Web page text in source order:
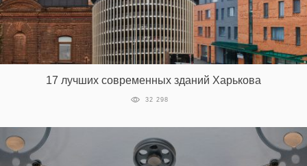
17 лучших современных зданий Харькова
32 298